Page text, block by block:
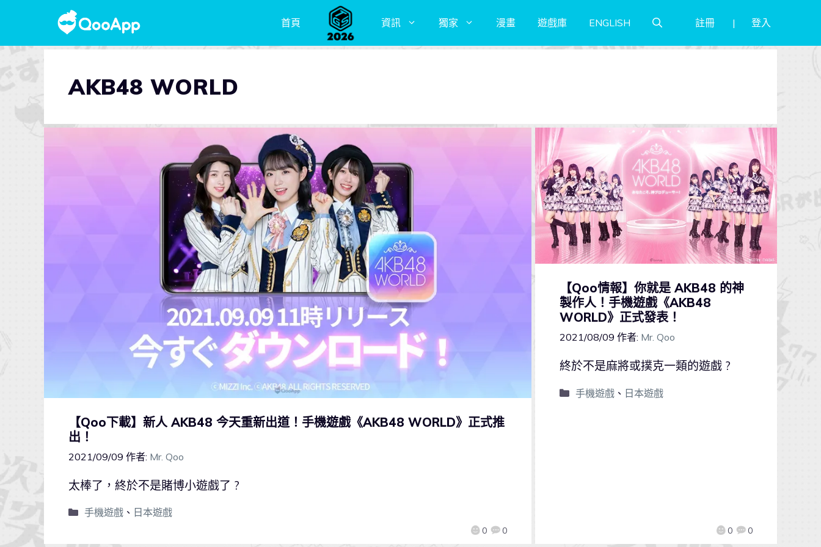
首頁 資訊 獨家 漫畫 遊戲庫 ENGLISH 註冊 登入
AKB48 WORLD
【Qoo下載】新人 AKB48 今天重新出道！手機遊戲《AKB48 WORLD》正式推
出！
2021/09/09 作者: Mr. Qoo
0 0
太棒了，終於不是賭博小遊戲了 ?
手機遊戲、 日本遊戲
【Qoo情報】你就是 AKB48 的神
製作人！手機遊戲《AKB48
WORLD》正式發表！
2021/08/09 作者: Mr. Qoo
0 0
終於不是麻將或撲克一類的遊戲 ?
手機遊戲、 日本遊戲